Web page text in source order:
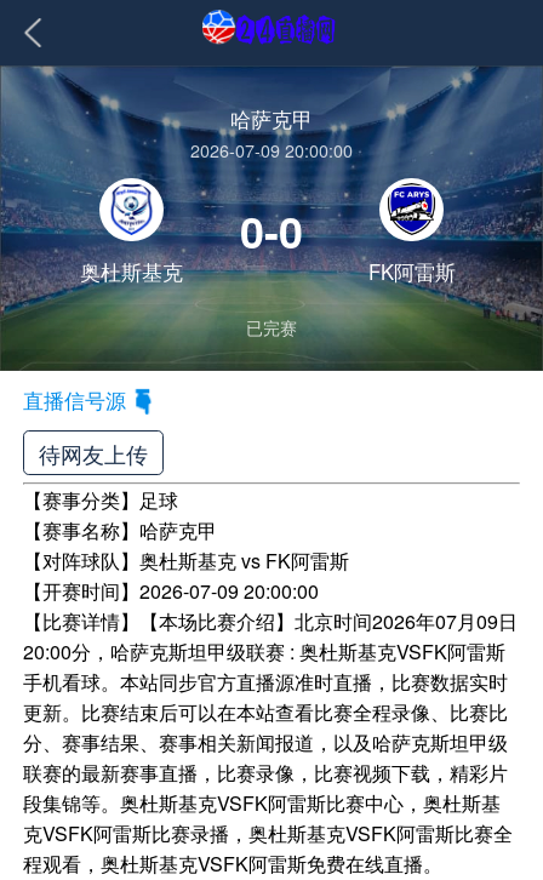
哈萨克甲
2026-07-09 20:00:00
奥杜斯基克
0-0
FK阿雷斯
已完赛
直播信号源
待网友上传
【赛事分类】 足球
【赛事名称】 哈萨克甲
【对阵球队】奥杜斯基克 vs FK阿雷斯
【开赛时间】2026-07-09 20:00:00
【比赛详情】
【本场比赛介绍】北京时间2026年07月09日
20:00分，哈萨克斯坦甲级联赛 : 奥杜斯基克VSFK阿雷斯
手机看球。本站同步官方直播源准时直播，比赛数据实时
更新。比赛结束后可以在本站查看比赛全程录像、比赛比
分、赛事结果、赛事相关新闻报道，以及哈萨克斯坦甲级
联赛的最新赛事直播，比赛录像，比赛视频下载，精彩片
段集锦等。奥杜斯基克VSFK阿雷斯比赛中心，奥杜斯基
克VSFK阿雷斯比赛录播，奥杜斯基克VSFK阿雷斯比赛全
程观看，奥杜斯基克VSFK阿雷斯免费在线直播。